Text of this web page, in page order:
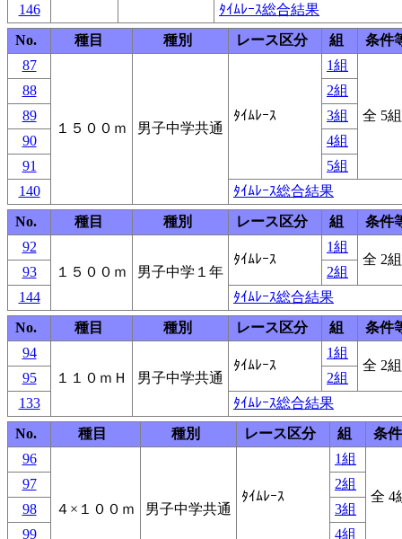
146
ﾀｲﾑﾚｰｽ総合結果
No.
種目 種別 レース区分 組
条件
87
１５００ｍ 男子中学共通
ﾀｲﾑﾚｰｽ
1組
全 5組
88
2組
89
3組
90
4組
91
5組
140
ﾀｲﾑﾚｰｽ総合結果
No.
種目 種別 レース区分 組
条件
92
１５００ｍ
男子中学１年
ﾀｲﾑﾚｰｽ
1組
全 2組
93
2組
144
ﾀｲﾑﾚｰｽ総合結果
No.
種目 種別 レース区分 組
条件
94
１１０ｍＨ
男子中学共通
ﾀｲﾑﾚｰｽ
1組
全 2組
95
2組
133
ﾀｲﾑﾚｰｽ総合結果
No.
種目 種別 レース区分 組
条
96
４×１００ｍ 男子中学共通
ﾀｲﾑﾚｰｽ
1組
全 4
97
2組
98
3組
99
4組